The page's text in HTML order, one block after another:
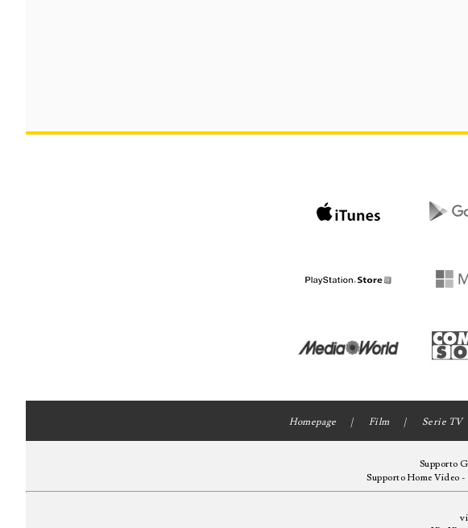
Homepage Film Serie TV
Supporto
Supporto Home